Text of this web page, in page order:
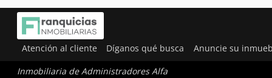
Atención al cliente Díganos qué busca Anuncie su
Inmobiliaria de Administradores Alfa